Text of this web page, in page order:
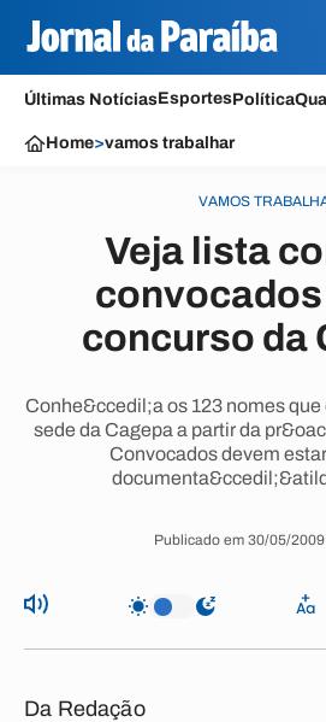
Últimas NotíciasEsportesPolítica
Home>vamos trabalhar
VAMOS
Veja lista
convocados
concurso da
Conhe&ccedil;a os 123 nomes
sede da Cagepa a partir da
Convocados devem
Publicado em 30/05/
Da Redação